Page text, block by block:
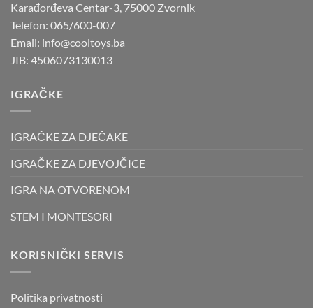
Karađorđeva Centar-3, 75000 Zvornik
Telefon: 065/600-007
Email: info@cooltoys.ba
JIB: 4506073130013
IGRAČKE
IGRAČKE ZA DJEČAKE
IGRAČKE ZA DJEVOJČICE
IGRA NA OTVORENOM
STEM I MONTESORI
KORISNIČKI SERVIS
Politika privatnosti